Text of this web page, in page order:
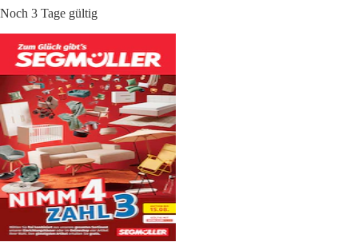
Noch 3 Tage gültig